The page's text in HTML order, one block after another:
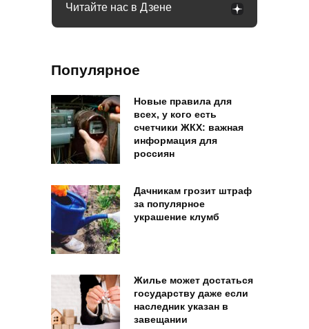
Читайте нас в Дзене
Популярное
Новые правила для
всех, у кого есть
счетчики ЖКХ: важная
информация для
россиян
Дачникам грозит штраф
за популярное
украшение клумб
Жилье может достаться
государству даже если
наследник указан в
завещании